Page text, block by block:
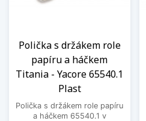
Polička s držákem role
papíru a háčkem
Titania - Yacore 65540.1
Plast
Polička s držákem role papíru
a háčkem 65540.1 v